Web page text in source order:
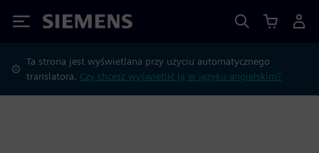
Siemens
Ta strona jest wyświetlana przy użyciu automatycznego
translatora. Czy chcesz wyświetlić ją w języku angielskim?